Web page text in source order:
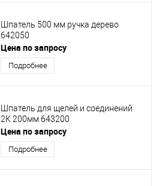
Шпатель 500 мм ручка дерево
642050
Цена по запросу
Подробнее
Шпатель для щелей и соединений
2К 200мм 643200
Цена по запросу
Подробнее